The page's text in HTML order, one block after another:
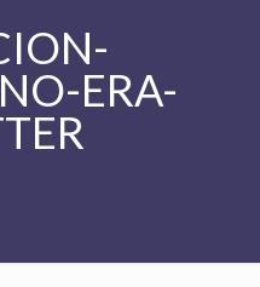
ERA-